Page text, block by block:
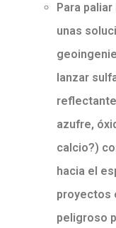
Para
unas
lanzar
azufre,
calcio?)
hacia el
proyectos
peligroso